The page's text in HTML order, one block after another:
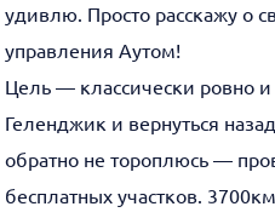
удивлю. Просто расскажу о
управления Аутом!
Цель — классически ровно
Геленджик и вернуться
обратно не тороплюсь —
бесплатных участков.